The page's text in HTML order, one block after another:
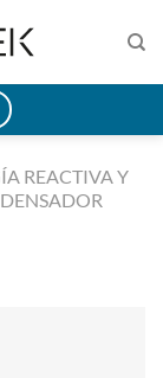
REACTIVA Y